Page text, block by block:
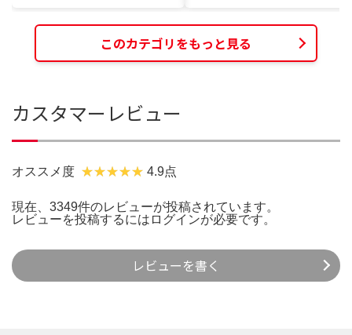
このカテゴリをもっと見る
カスタマーレビュー
オススメ度 4.9点
現在、3349件のレビューが投稿されています。
レビューを投稿するには ログインが必要です。
レビューを書く